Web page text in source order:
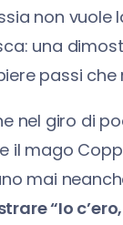
non vuole
una
passi che
nel giro di
il mago
mai
“Io